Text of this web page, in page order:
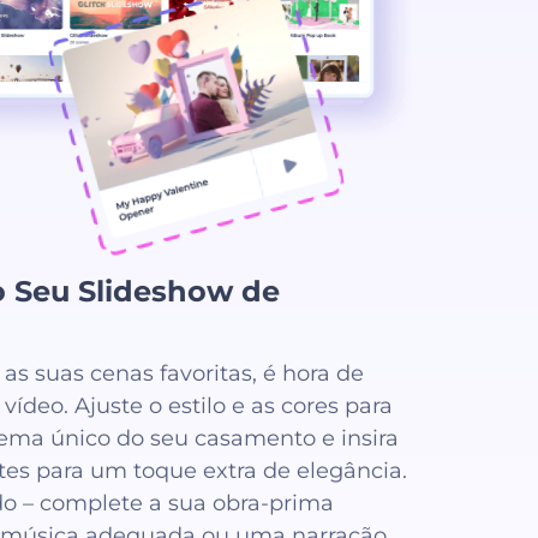
Seu Slideshow de
suas cenas favoritas, é hora de
Ajuste o estilo e as cores para
único do seu casamento e insira
para um toque extra de elegância.
– complete a sua obra-prima